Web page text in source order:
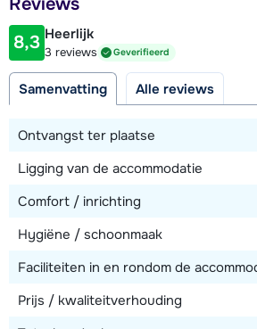
persoons bedsteden (160 cm breed).
waarvan twee met ieder een douche
bad. Twee aparte toiletten.
250 meter
Afstand tot piste
280 meter
60 meter
Bekijk kaart
8,3 Heerlijk
3 reviews Geverifieerd
Samenvatting Alle reviews
Ontvangst ter plaatse
Ligging van de accommodatie
Comfort / inrichting
Hygiëne / schoonmaak
Faciliteiten in en rondom de
Prijs / kwaliteitverhouding